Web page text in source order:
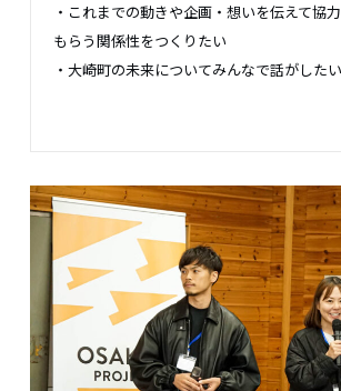
・これまでの動きや企画・想いを伝えて協
もらう関係性をつくりたい
・大崎町の未来についてみんなで話がしたい